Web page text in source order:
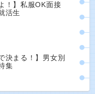
！】私服OK面接
活生
決まる！】男女別
集